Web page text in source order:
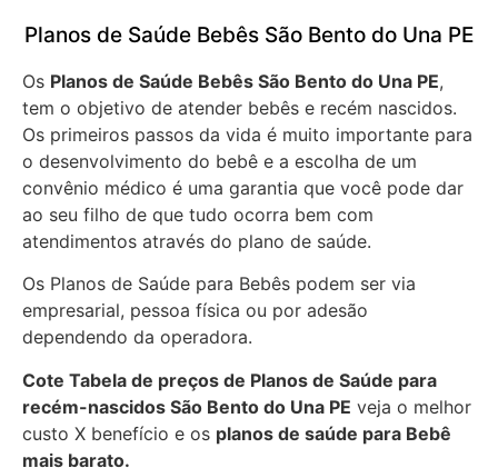
Planos de Saúde Bebês São Bento do Una PE
Os Planos de Saúde Bebês São Bento do Una PE,
tem o objetivo de atender bebês e recém nascidos.
Os primeiros passos da vida é muito importante para
o desenvolvimento do bebê e a escolha de um
convênio médico é uma garantia que você pode dar
ao seu filho de que tudo ocorra bem com
atendimentos através do plano de saúde.
Os Planos de Saúde para Bebês podem ser via
empresarial, pessoa física ou por adesão
dependendo da operadora.
Cote Tabela de preços de Planos de Saúde para
recém-nascidos São Bento do Una PE veja o melhor
custo X benefício e os planos de saúde para Bebê
mais barato.